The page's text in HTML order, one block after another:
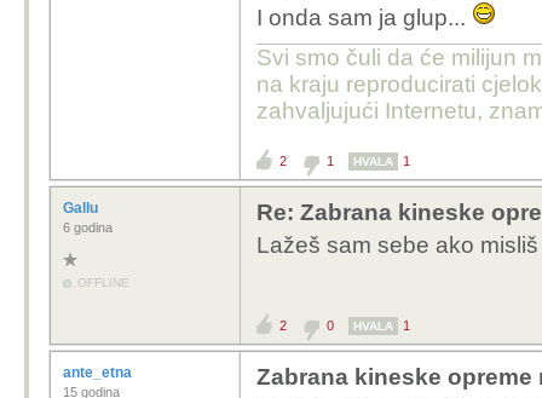
ekonomiju kako bi ju
kojem komunističkom
neprijatelj, ništa
nema o geopolitici i
entitet, ali ne žele
i prvenstveno ih
gospodarska
tisućama godina. To
I onda sam ja glup...
Svi smo čuli da će milijun
na kraju reproducirati
zahvaljujući Internetu,
2 1 HVALA 1
Gallu
6 godina
OFFLINE
Re: Zabrana kineske
Lažeš sam sebe ako
2 0 HVALA 1
ante_etna
15 godina
Zabrana kineske